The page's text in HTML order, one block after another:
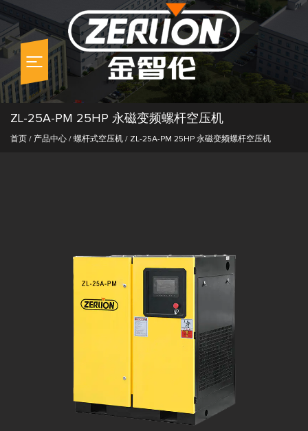
ZL-25A-PM 25HP 永磁变频螺杆空压机
首页 / 产品中心 / 螺杆式空压机 / ZL-25A-PM 25HP 永磁变频螺杆空压机